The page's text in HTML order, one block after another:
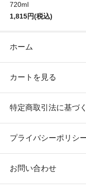
720ml
1,815円(税込)
ホーム
カートを見る
特定商取引法に基づ
プライバシーポリシ
お問い合わせ